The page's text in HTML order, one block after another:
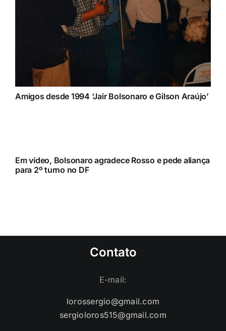
Amigos desde 1994 ‘Jair Bolsonaro e Gilson Araújo’
Em vídeo, Bolsonaro agradece Rosso e pede aliança
para 2º turno no DF
Contato
E-mail:
lorossergio@gmail.com
sergioloros515@gmail.com